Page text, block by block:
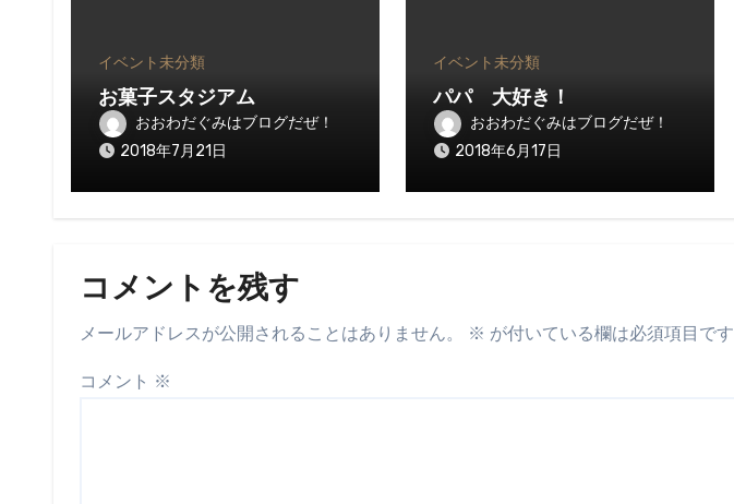
イベント未分類
お菓子スタジアム
おおわだぐみはブログだぜ！
2018年7月21日
イベント未分類
パパ 大好き！
おおわだぐみはブログだぜ！
2018年6月17日
コメントを残す
メールアドレスが公開されることはありません。 ※ が付いている欄は必須項目です
コメント ※